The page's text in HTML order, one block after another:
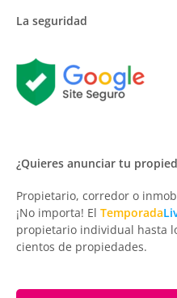
La seguridad
¿Quieres anunciar tu
Propietario, corredor o
¡No importa! El Temporada
propietario individual hasta
cientos de propiedades.